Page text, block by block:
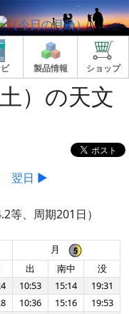
製品情報 ショップ
）の天文
翌日 ▶
等、周期201日）
月
出 南中
没
10:53 15:14
19:31
10:36 15:16
19:53